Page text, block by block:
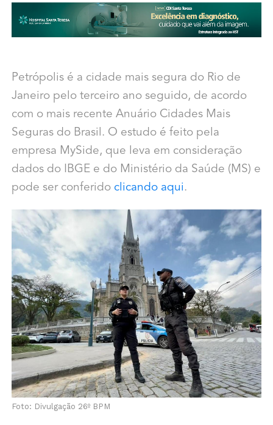
Petrópolis é a cidade mais segura do Rio de
Janeiro pelo terceiro ano seguido, de acordo
com o mais recente Anuário Cidades Mais
Seguras do Brasil. O estudo é feito pela
empresa MySide, que leva em consideração
dados do IBGE e do Ministério da Saúde (MS) e
pode ser conferido clicando aqui .
Foto: Divulgação 26º BPM